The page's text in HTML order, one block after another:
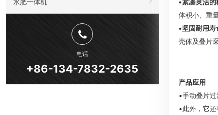
水肥一体机
电话
+86-134-7832-2635
•紧凑灵活
体积小、重
•坚固耐用寿
壳体及叠片
产品应用
•手动叠片
•此外，它